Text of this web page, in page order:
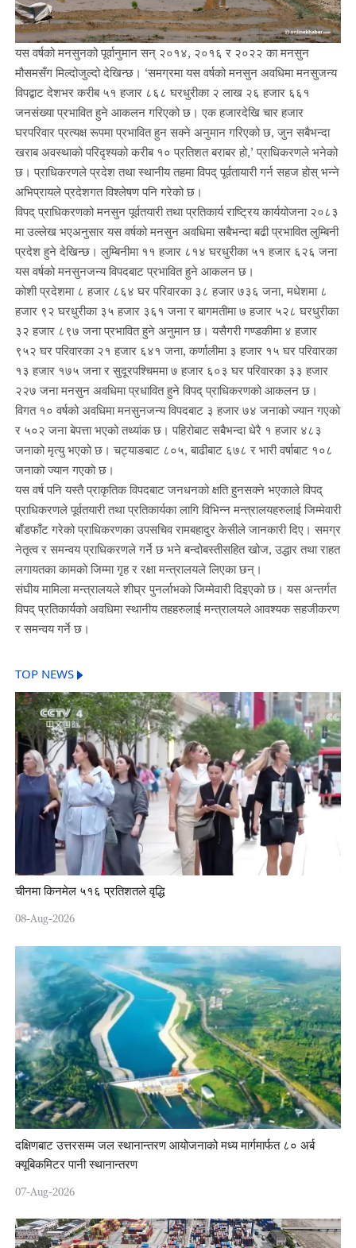
यस वर्षको मनसुनको पूर्वानुमान सन् २०१४, २०१६ र २०२२ का मनसुन
मौसमसँग मिल्दोजुल्दो देखिन्छ। ‘समग्रमा यस वर्षको मनसुन अवधिमा मनसुजन्य
विपद्बाट देशभर करीब ५१ हजार ८६८ घरधुरीका २ लाख २६ हजार ६६१
जनसंख्या प्रभावित हुने आकलन गरिएको छ। एक हजारदेखि चार हजार
घरपरिवार प्रत्यक्ष रूपमा प्रभावित हुन सक्ने अनुमान गरिएको छ, जुन सबैभन्दा
खराब अवस्थाको परिदृश्यको करीब १० प्रतिशत बराबर हो,’ प्राधिकरणले भनेको
छ। प्राधिकरणले प्रदेश तथा स्थानीय तहमा विपद् पूर्वतायारी गर्न सहज होस् भन्ने
अभिप्रायले प्रदेशगत विश्लेषण पनि गरेको छ।
विपद् प्राधिकरणको मनसुन पूर्वतयारी तथा प्रतिकार्य राष्ट्रिय कार्ययोजना २०८३
मा उल्लेख भएअनुसार यस वर्षको मनसुन अवधिमा सबैभन्दा बढी प्रभावित लुम्बिनी
प्रदेश हुने देखिन्छ। लुम्बिनीमा ११ हजार ८१४ घरधुरीका ५१ हजार ६२६ जना
यस वर्षको मनसुनजन्य विपदबाट प्रभावित हुने आकलन छ।
कोशी प्रदेशमा ८ हजार ८६४ घर परिवारका ३८ हजार ७३६ जना, मधेशमा ८
हजार ९२ घरधुरीका ३५ हजार ३६१ जना र बागमतीमा ७ हजार ५२८ घरधुरीका
३२ हजार ८९७ जना प्रभावित हुने अनुमान छ। यसैगरी गण्डकीमा ४ हजार
९५२ घर परिवारका २१ हजार ६४१ जना, कर्णालीमा ३ हजार १५ घर परिवारका
१३ हजार १७५ जना र सुदूरपश्चिममा ७ हजार ६०३ घर परिवारका ३३ हजार
२२७ जना मनसुन अवधिमा प्रधावित हुने विपद् प्राधिकरणको आकलन छ।
विगत १० वर्षको अवधिमा मनसुनजन्य विपदबाट ३ हजार ७४ जनाको ज्यान गएको
र ५०२ जना बेपत्ता भएको तथ्यांक छ। पहिरोबाट सबैभन्दा धेरै १ हजार ४८३
जनाको मृत्यु भएको छ। चट्याङबाट ८०५, बाढीबाट ६७८ र भारी वर्षाबाट १०८
जनाको ज्यान गएको छ।
यस वर्ष पनि यस्तै प्राकृतिक विपदबाट जनधनको क्षति हुनसक्ने भएकाले विपद्
प्राधिकरणले पूर्वतयारी तथा प्रतिकार्यका लागि विभिन्न मन्त्रालयहरुलाई जिम्मेवारी
बाँडफाँट गरेको प्राधिकरणका उपसचिव रामबहादुर केसीले जानकारी दिए। समग्र
नेतृत्व र समन्वय प्राधिकरणले गर्ने छ भने बन्दोबस्तीसहित खोज, उद्धार तथा राहत
लगायतका कामको जिम्मा गृह र रक्षा मन्त्रालयले लिएका छन्।
संघीय मामिला मन्त्रालयले शीघ्र पुनर्लाभको जिम्मेवारी दिइएको छ। यस अन्तर्गत
विपद् प्रतिकार्यको अवधिमा स्थानीय तहहरुलाई मन्त्रालयले आवश्यक सहजीकरण
र समन्वय गर्ने छ।
TOP NEWS
चीनमा किनमेल ५१६ प्रतिशतले वृद्धि
08-Aug-2026
दक्षिणबाट उत्तरसम्म जल स्थानान्तरण आयोजनाको मध्य मार्गमार्फत ८० अर्ब
क्यूबिकमिटर पानी स्थानान्तरण
07-Aug-2026